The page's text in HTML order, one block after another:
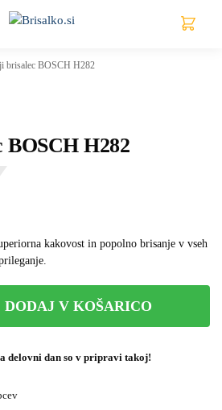
brisalec BOSCH H282
BOSCH H282
kakovost in popolno brisanje v vseh
DODAJ V KOŠARICO
delovni dan so v pripravi takoj!